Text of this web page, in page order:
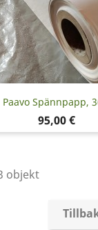
Paavo Spännpapp,
Pris
95,00 €
objekt